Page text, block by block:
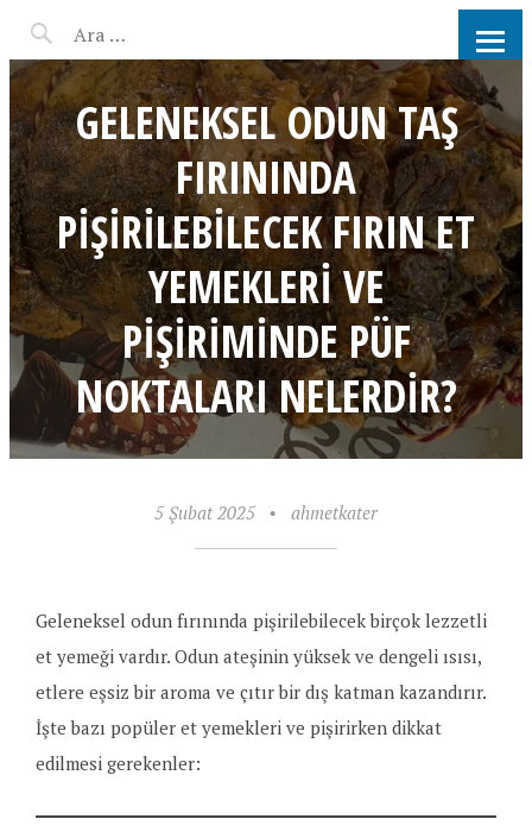
AHMET KATER KÖMÜR
ATEŞINDE BARBEKÜ, IZGARA,
MANGAL PARTISI
HIZMETLERI
GELENEKSEL ODUN TAŞ
FIRININDA
PIŞIRILEBILECEK FIRIN ET
YEMEKLERI VE
PIŞIRIMINDE PÜF
NOKTALARI NELERDIR?
5 Şubat 2025 • ahmetkater
Geleneksel odun fırınında pişirilebilecek birçok lezzetli
et yemeği vardır. Odun ateşinin yüksek ve dengeli ısısı,
etlere eşsiz bir aroma ve çıtır bir dış katman kazandırır.
İşte bazı popüler et yemekleri ve pişirirken dikkat
edilmesi gerekenler: